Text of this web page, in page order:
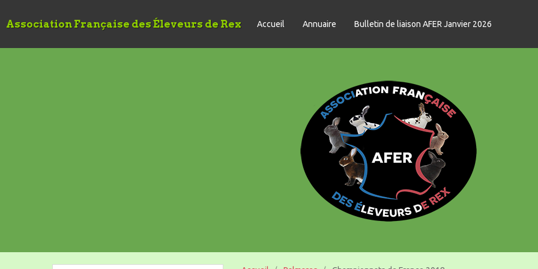
Association Française des Éleveurs de Rex Accueil Annuaire Bulletin de liaison AFER Janvier 2026